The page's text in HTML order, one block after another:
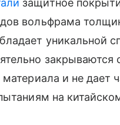
защитное
вольфрама
уникальной
закрываются
и не дает
на